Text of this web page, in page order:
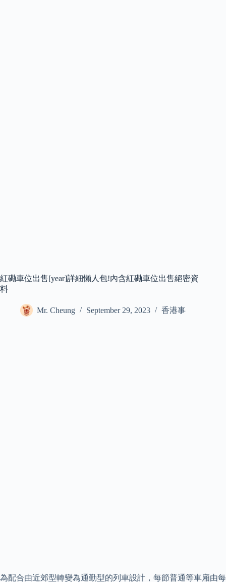
紅磡車位出售[year]詳細懶人包!內含紅磡車位出售絕密資
料
Mr. Cheung September 29, 2023 香港事
為配合由近郊型轉變為通勤型的列車設計，每節普通等車廂由每